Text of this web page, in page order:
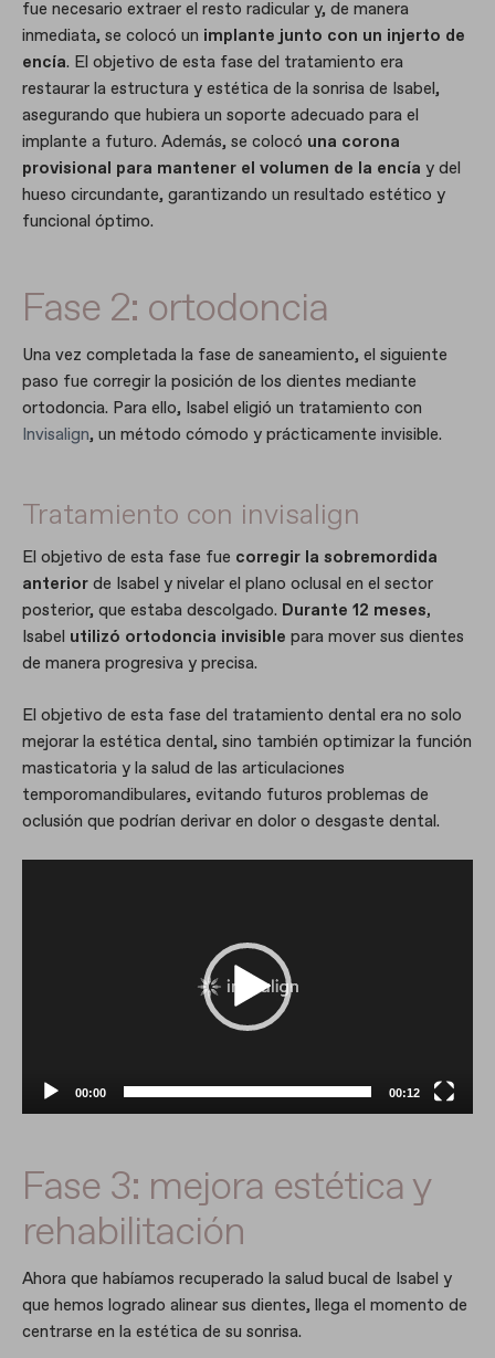
fue necesario extraer el resto radicular y, de manera
inmediata, se colocó un implante junto con un injerto de
encía. El objetivo de esta fase del tratamiento era
restaurar la estructura y estética de la sonrisa de Isabel,
asegurando que hubiera un soporte adecuado para el
implante a futuro. Además, se colocó una corona
provisional para mantener el volumen de la encía y del
hueso circundante, garantizando un resultado estético y
funcional óptimo.
Fase 2: ortodoncia
Una vez completada la fase de saneamiento, el siguiente
paso fue corregir la posición de los dientes mediante
ortodoncia. Para ello, Isabel eligió un tratamiento con
Invisalign, un método cómodo y prácticamente invisible.
Tratamiento con invisalign
El objetivo de esta fase fue corregir la sobremordida
anterior de Isabel y nivelar el plano oclusal en el sector
posterior, que estaba descolgado. Durante 12 meses,
Isabel utilizó ortodoncia invisible para mover sus dientes
de manera progresiva y precisa.
El objetivo de esta fase del tratamiento dental era no solo
mejorar la estética dental, sino también optimizar la función
masticatoria y la salud de las articulaciones
temporomandibulares, evitando futuros problemas de
oclusión que podrían derivar en dolor o desgaste dental.
o
e
d
00:00 00:12
Fase 3: mejora estética y
rehabilitación
Ahora que habíamos recuperado la salud bucal de Isabel y
que hemos logrado alinear sus dientes, llega el momento de
centrarse en la estética de su sonrisa.